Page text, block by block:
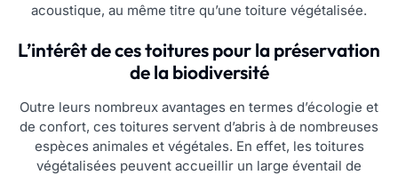
acoustique, au même titre qu’une toiture végétalisée.
L’intérêt de ces toitures pour la préservation
de la biodiversité
Outre leurs nombreux avantages en termes d’écologie et
de confort, ces toitures servent d’abris à de nombreuses
espèces animales et végétales. En effet, les toitures
végétalisées peuvent accueillir un large éventail de